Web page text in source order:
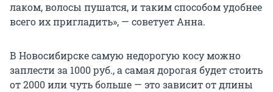
лаком, волосы пушатся, и таким способом удобнее
всего их пригладить», — советует Анна.
В Новосибирске самую недорогую косу можно
заплести за 1000 руб., а самая дорогая будет стоить
от 2000 или чуть больше — это зависит от длины